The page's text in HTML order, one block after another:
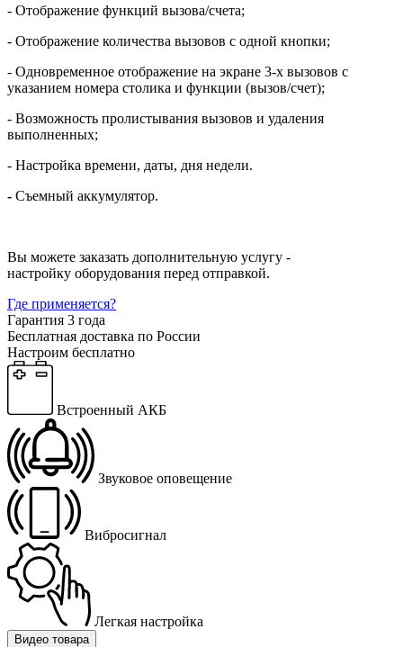
- Отображение функций вызова/счета;
- Отображение количества вызовов с одной кнопки;
- Одновременное отображение на экране 3-х вызовов с
указанием номера столика и функции (вызов/счет);
- Возможность пролистывания вызовов и удаления
выполненных;
- Настройка времени, даты, дня недели.
- Съемный аккумулятор.
Вы можете заказать дополнительную услугу -
настройку оборудования перед отправкой.
Где применяется?
Гарантия 3 года
Бесплатная доставка по России
Настроим бесплатно
Встроенный АКБ
Звуковое оповещение
Вибросигнал
Легкая настройка
Видео товара